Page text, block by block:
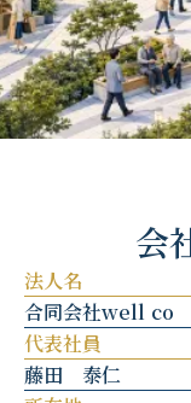
会
法人名
合同会社well co
代表社員
藤田 泰仁